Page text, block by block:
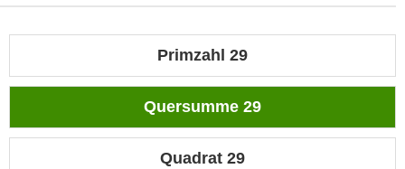
Primzahl 29
Quersumme 29
Quadrat 29